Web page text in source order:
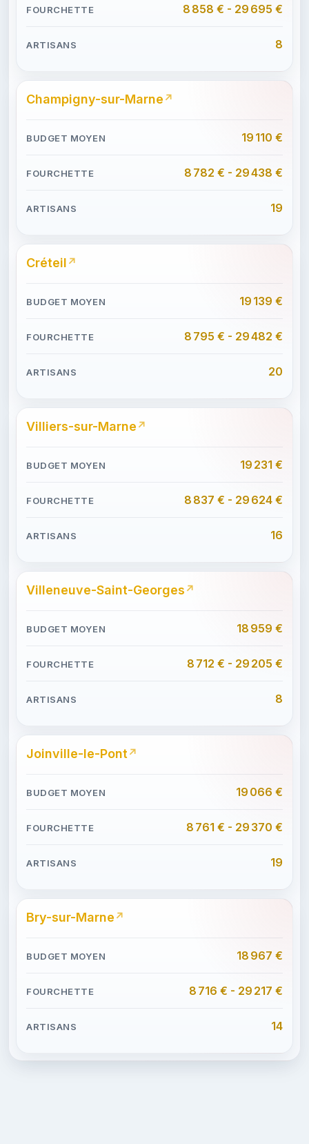
8 858 € - 29 695 €
8
Champigny-sur-Marne
19 110 €
8 782 € - 29 438 €
19
Créteil
19 139 €
8 795 € - 29 482 €
20
Villiers-sur-Marne
19 231 €
8 837 € - 29 624 €
16
Villeneuve-Saint-Georges
18 959 €
8 712 € - 29 205 €
8
Joinville-le-Pont
19 066 €
8 761 € - 29 370 €
19
Bry-sur-Marne
18 967 €
8 716 € - 29 217 €
14